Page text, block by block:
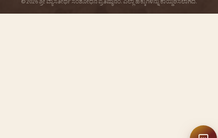
© 2026 ಶ್ರೀ ವ್ಯಾಸತೀರ್ಥ ಸಂಶೋಧನ ಪ್ರತಿಷ್ಠಾನಂ. ಎಲ್ಲಾ ಹಕ್ಕುಗಳನ್ನು ಕಾಯ್ದಿರಿಸಲಾಗಿದೆ.